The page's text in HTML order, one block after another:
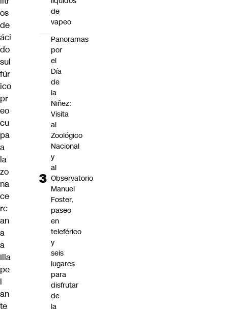
os
de
áci
do
sul
fúr
ico
pr
eo
cu
pa
a
la
zo
na
ce
rc
an
a
a
Illa
pe
l
an
te
de
vapeo
Panoramas
por
el
Día
de
la
Niñez:
Visita
al
Zoológico
Nacional
y
al
Observatorio
Manuel
Foster,
paseo
en
teleférico
y
seis
lugares
para
disfrutar
de
la